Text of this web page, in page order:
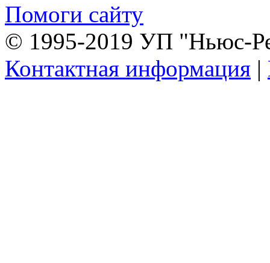
Помоги сайту
© 1995-2019 УП "Ньюс-
Контактная информация |